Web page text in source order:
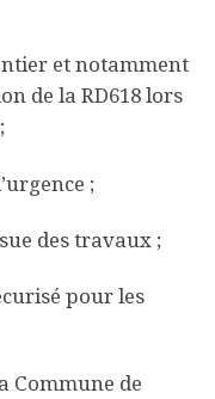
et notamment
de la RD618 lors
;
des travaux ;
pour les
Commune de